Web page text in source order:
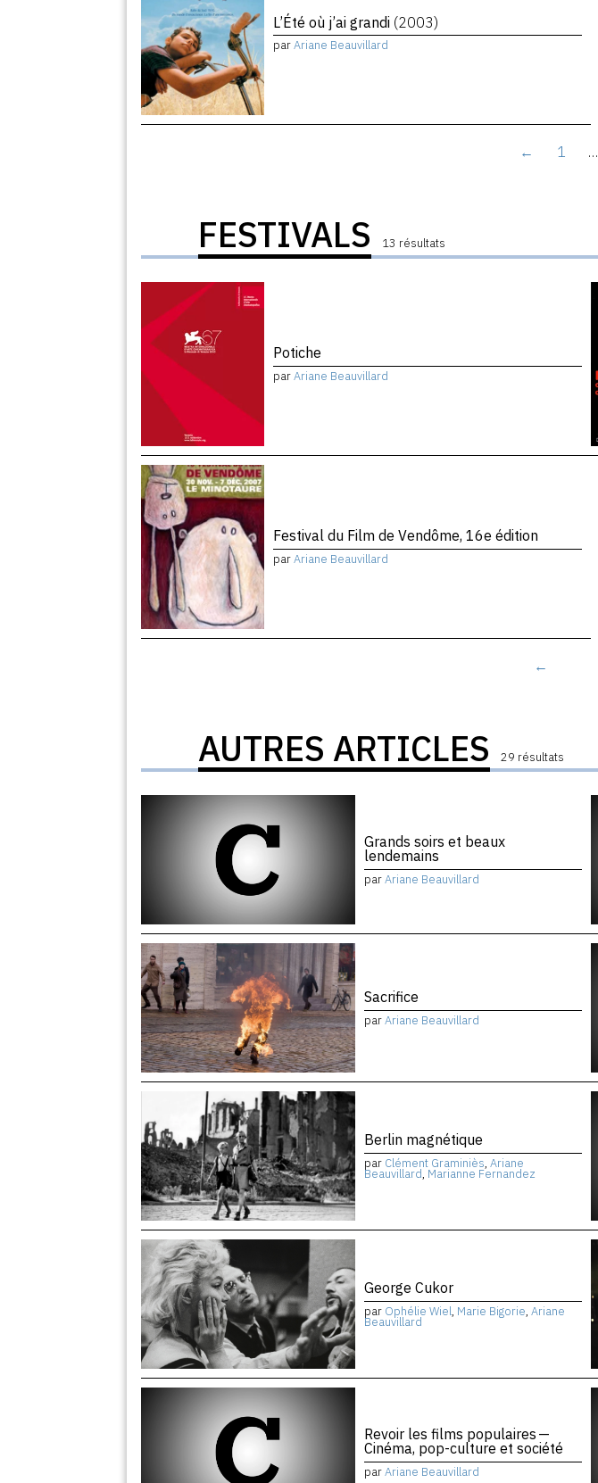
L’Été où j’ai grandi (2003)
parAriane Beauvillard
← 1 …
FESTIVALS 13 résultats
Potiche
parAriane Beauvillard
Festival du Film de Vendôme, 16e édition
parAriane Beauvillard
←
AUTRES ARTICLES 29 résultats
Grands soirs et beaux
lendemains
parAriane Beauvillard
Sacrifice
parAriane Beauvillard
Berlin magnétique
par Clément Graminiès,Ariane
Beauvillard, Marianne Fernandez
George Cukor
par Ophélie Wiel, Marie Bigorie,Ariane
Beauvillard
Revoir les films populaires —
Cinéma, pop-culture et société
parAriane Beauvillard